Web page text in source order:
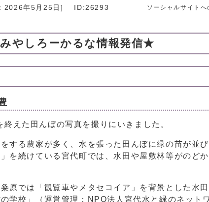
2026年5月25日 ] ID:26293 ソーシャルサイト
やしろーかるな情報発信★
えた田んぼの写真を撮りにいきました。
する農家が多く、水を張った田んぼに緑の苗が並
を続けている宮代町では、水田や屋敷林等がのど
原では「観覧車やメタセコイア」を背景とした水田
学校」（運営管理：NPO法人宮代水と緑のネット